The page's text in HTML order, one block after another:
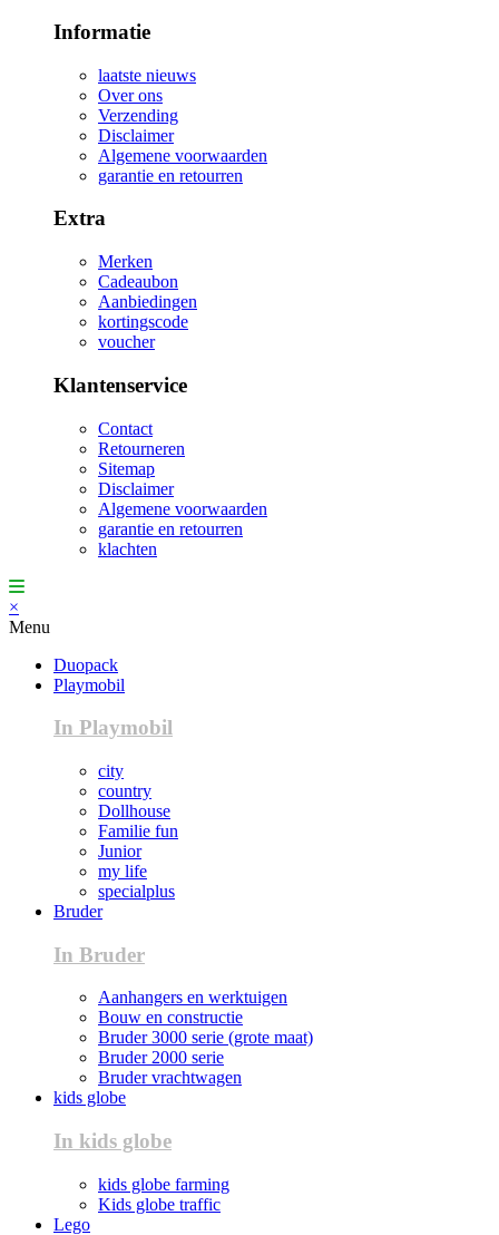
Informatie
laatste nieuws
Over ons
Verzending
Disclaimer
Algemene voorwaarden
garantie en retourren
Extra
Merken
Cadeaubon
Aanbiedingen
kortingscode
voucher
Klantenservice
Contact
Retourneren
Sitemap
Disclaimer
Algemene voorwaarden
garantie en retourren
klachten
×
Menu
Duopack
Playmobil
In Playmobil
city
country
Dollhouse
Familie fun
Junior
my life
specialplus
Bruder
In Bruder
Aanhangers en werktuigen
Bouw en constructie
Bruder 3000 serie (grote maat)
Bruder 2000 serie
Bruder vrachtwagen
kids globe
In kids globe
kids globe farming
Kids globe traffic
Lego